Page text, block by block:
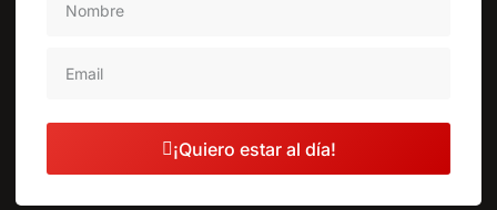
¡Quiero estar al día!